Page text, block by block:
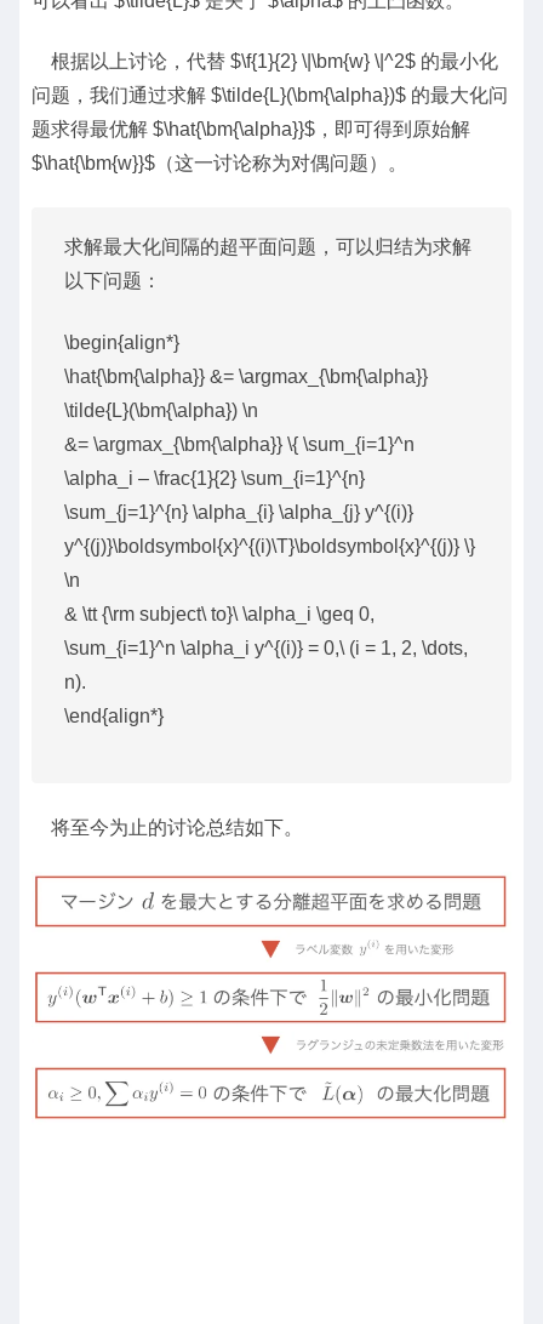
根据以上讨论，代替 $\f{1}{2} \|\bm{w} \|^2$ 的最小化
问题，我们通过求解 $\tilde{L}(\bm{\alpha})$ 的最大化问
题求得最优解 $\hat{\bm{\alpha}}$，即可得到原始解
$\hat{\bm{w}}$（这一讨论称为对偶问题）。
求解最大化间隔的超平面问题，可以归结为求解
以下问题：
\begin{align*}
\hat{\bm{\alpha}} &= \argmax_{\bm{\alpha}}
\tilde{L}(\bm{\alpha}) \n
&= \argmax_{\bm{\alpha}} \{ \sum_{i=1}^n
\alpha_i – \frac{1}{2} \sum_{i=1}^{n}
\sum_{j=1}^{n} \alpha_{i} \alpha_{j} y^{(i)}
y^{(j)}\boldsymbol{x}^{(i)\T}\boldsymbol{x}^{(j)} \}
\n
& \tt {\rm subject\ to}\ \alpha_i \geq 0,
\sum_{i=1}^n \alpha_i y^{(i)} = 0,\ (i = 1, 2, \dots,
n).
\end{align*}
将至今为止的讨论总结如下。